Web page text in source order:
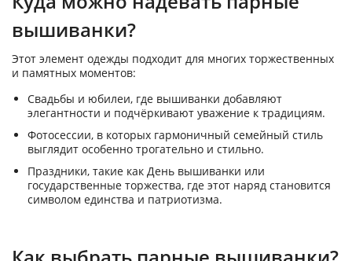
вышиванки?
Этот элемент одежды подходит для многих торжественных
и памятных моментов:
Свадьбы и юбилеи, где вышиванки добавляют
элегантности и подчёркивают уважение к традициям.
Фотосессии, в которых гармоничный семейный стиль
выглядит особенно трогательно и стильно.
Праздники, такие как День вышиванки или
государственные торжества, где этот наряд становится
символом единства и патриотизма.